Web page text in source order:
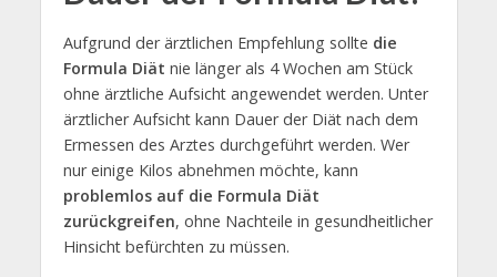
Aufgrund der ärztlichen Empfehlung sollte die
Formula Diät nie länger als 4 Wochen am Stück
ohne ärztliche Aufsicht angewendet werden. Unter
ärztlicher Aufsicht kann Dauer der Diät nach dem
Ermessen des Arztes durchgeführt werden. Wer
nur einige Kilos abnehmen möchte, kann
problemlos auf die Formula Diät
zurückgreifen, ohne Nachteile in gesundheitlicher
Hinsicht befürchten zu müssen.